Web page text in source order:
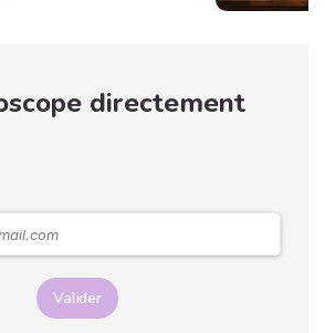
langage corporel, vous
pouvez déchiffrer sesdirectement
Valider